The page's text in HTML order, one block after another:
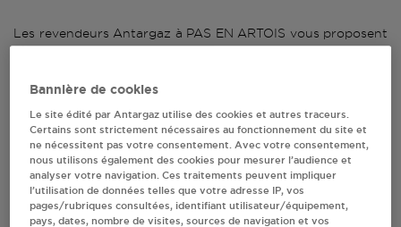
Les revendeurs Antargaz à PAS EN ARTOIS vous proposent
plus de 700 stations-services ainsi que des distributeurs
revendeurs Antargaz à PAS EN ARTOIS, l'adresse, le numéro
bouteilles de gaz.
1 revendeur(s) Antargaz
à PAS EN ARTOIS
Bannière de cookies
Le site édité par Antargaz utilise des cookies et autres traceurs.
Certains sont strictement nécessaires au fonctionnement du site et
ne nécessitent pas votre consentement. Avec votre consentement,
nous utilisons également des cookies pour mesurer l’audience et
analyser votre navigation. Ces traitements peuvent impliquer
l’utilisation de données telles que votre adresse IP, vos
pages/rubriques consultées, identifiant utilisateur/équipement,
pays, dates, nombre de visites, sources de navigation et vos